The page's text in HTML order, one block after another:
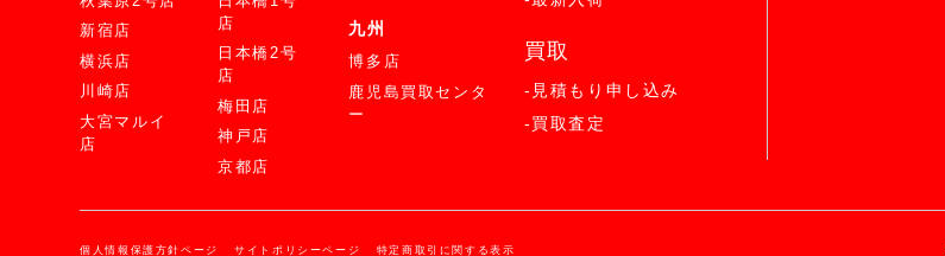
新宿店
横浜店
川崎店
大宮マルイ
店
店
日本橋2号
店
梅田店
神戸店
京都店
九州
博多店
鹿児島買取センタ
ー
買取
-見積もり申し込み
-買取査定
個人情報保護方針ページ サイトポリシーページ 特定商取引に関する表示